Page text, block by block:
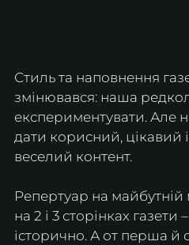
Стиль та наповнення
змінювався: наша
експериментувати. Але
дати корисний, цікавий
веселий контент.
Репертуар на
на 2 і 3 сторінках газети
історично. А от перша й